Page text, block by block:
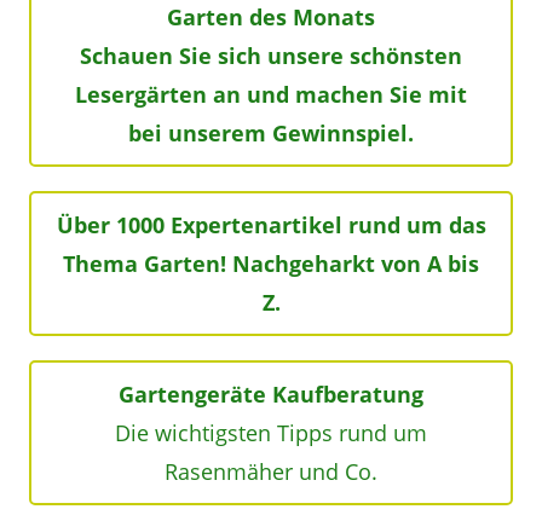
Garten des Monats
Schauen Sie sich unsere schönsten
Lesergärten an und machen Sie mit
bei unserem Gewinnspiel.
Über 1000 Expertenartikel rund um das
Thema Garten! Nachgeharkt von A bis
Z.
Gartengeräte Kaufberatung
Die wichtigsten Tipps rund um
Rasenmäher und Co.